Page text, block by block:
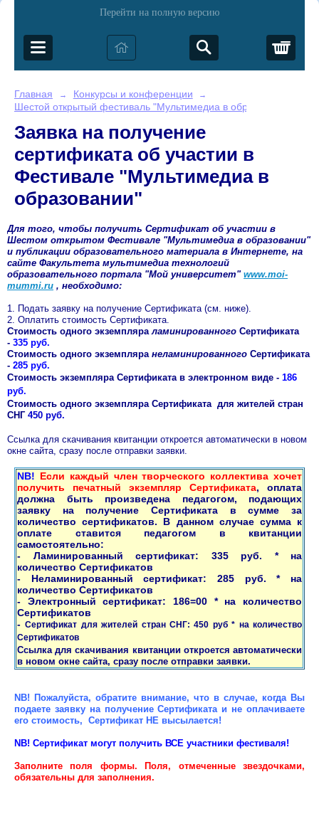
Перейти на полную версию
Главная → Конкурсы и конференции →
Шестой открытый фестиваль "Мультимедиа в образовании"
Заявка на получение
сертификата об участии в
Фестивале "Мультимедиа в
образовании"
Для того, чтобы получить Сертификат об участии в
Шестом открытом Фестивале "Мультимедиа в образовании"
и публикации образовательного материала в Интернете, на
сайте Факультета мультимедиа технологий
образовательного портала "Мой университет" www.moi-
mummi.ru , необходимо:
1. Подать заявку на получение Сертификата (см. ниже).
2. Оплатить стоимость Сертификата.
Стоимость одного экземпляраламинированного Сертификата
- 335 руб.
Стоимость одного экземпляра неламинированного Сертификата
- 285 руб.
Стоимость экземпляра Сертификата в электронном виде - 186
руб.
Стоимость одного экземпляра Сертификата для жителей стран
СНГ 450 руб.
Ссылка для скачивания квитанции откроется автоматически в новом
окне сайта, сразу после отправки заявки.
NB! Если каждый член творческого коллектива хочет
получить печатный экземпляр Сертификата, оплата
должна быть произведена педагогом, подающих
заявку на получение Сертификата в сумме за
количество сертификатов. В данном случае сумма к
оплате ставится педагогом в квитанции
самостоятельно:
- Ламинированный сертификат: 335 руб. * на
количество Сертификатов
- Неламинированный сертификат: 285 руб. * на
количество Сертификатов
- Электронный сертификат: 186=00 * на количество
Сертификатов
-Сертификат для жителей стран СНГ: 450 руб * на количество
Сертификатов
Ссылка для скачивания квитанции откроется автоматически
в новом окне сайта, сразу после отправки заявки.
NB! Пожалуйста, обратите внимание, что в случае, когда Вы
подаете заявку на получение Сертификата и не оплачиваете
его стоимость, Сертификат НЕ высылается!
NB! Сертификат могут получить ВСЕ участники фестиваля!
Заполните поля формы. Поля, отмеченные звездочками,
обязательны для заполнения.